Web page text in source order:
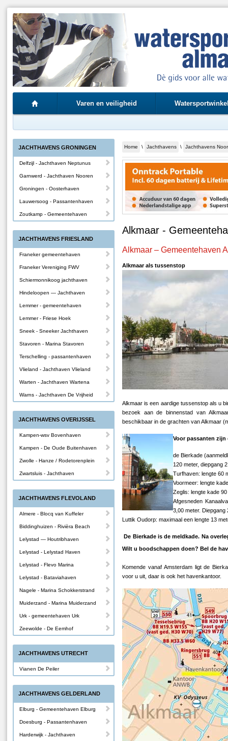
Varen en veiligheid
Home \ Jachthavens \ Jachthavens
Alkmaar -
Alkmaar – Gemeentehaven
Alkmaar als tussenstop
Alkmaar is een aardige tussenstop als u
bezoek aan de binnenstad van
beschikbaar in de grachten van Alkmaar
Voor passanten
de Bierkade
120 meter, diepgang
Turfhaven: lengte 60
Voormeer: lengte
Zeglis: lengte kade
Afgesneden
3,00 meter. Diepgang
Luttik Oudorp: maximaal een lengte 13
De Bierkade is de meldkade. Na
Wilt u boodschappen doen? Bel de
Komende vanaf Amsterdam ligt de
voor u uit, daar is ook het havenkantoor.
JACHTHAVENS GRONINGEN
Delfzijl - Jachthaven Neptunus
Garnwerd - Jachthaven Nooren
Groningen - Oosterhaven
Lauwersoog - Passantenhaven
Zoutkamp - Gemeentehaven
JACHTHAVENS FRIESLAND
Franeker gemeentehaven
Franeker Vereniging FWV
Schiermonnikoog jachthaven
Hindeloopen — Jachthaven
Lemmer - gemeentehaven
Lemmer - Friese Hoek
Sneek - Sneeker Jachthaven
Stavoren - Marina Stavoren
Terschelling - passantenhaven
Vlieland - Jachthaven Vlieland
Warten - Jachthaven Wartena
Warns - Jachthaven De Vrijheid
JACHTHAVENS OVERIJSSEL
Kampen-wsv Bovenhaven
Kampen - De Oude Buitenhaven
Zwolle - Hanze / Rodetorenplein
Zwartsluis - Jachthaven
JACHTHAVENS FLEVOLAND
Almere - Blocq van Kuffeler
Biddinghuizen - Rivièra Beach
Lelystad — Houtribhaven
Lelystad - Lelystad Haven
Lelystad - Flevo Marina
Lelystad - Bataviahaven
Nagele - Marina Schokkerstrand
Muiderzand - Marina Muiderzand
Urk - gemeentehaven Urk
Zeewolde - De Eemhof
JACHTHAVENS UTRECHT
Vianen De Peiler
JACHTHAVENS GELDERLAND
Elburg - Gemeentehaven Elburg
Doesburg - Passantenhaven
Harderwijk - Jachthaven